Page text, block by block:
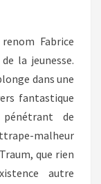
Fabrice
la jeunesse.
dans une
fantastique
de
malheur
que rien
autre